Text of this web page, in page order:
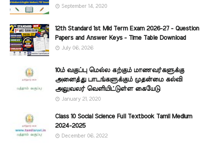
September 14, 2020
12th Standard 1st Mid Term Exam 2026-27 - Question
Papers and Answer Keys - Time Table Download
July 06, 2026
10ம் வகுப்பு மெல்ல கற்கும் மாணவர்களுக்கு
அனைத்து பாடங்களுக்கும் முதன்மை கல்வி
அலுவலர் வெளியிட்டுள்ள கையேடு
January 21, 2020
Class 10 Social Science Full Textbook Tamil Medium
2024-2025
December 06, 2022